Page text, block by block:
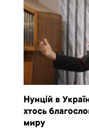
Нунцій в
хтось
миру